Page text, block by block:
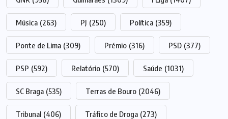
Música (263) PJ (250) Política (359)
Ponte de Lima (309) Prémio (316) PSD (377)
PSP (592) Relatório (570) Saúde (1031)
SC Braga (535) Terras de Bouro (2046)
Tribunal (406) Tráfico de Droga (273)